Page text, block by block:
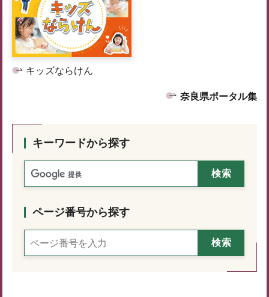
キッズならけん
奈良県ポータル集
キーワードから探す
ページ番号から探す